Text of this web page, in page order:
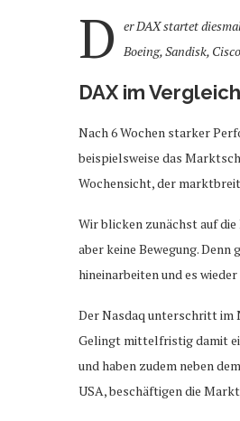
D er DAX startet
Boeing, Sandisk,
DAX im
Nach 6 Wochen starker
beispielsweise das
Wochensicht, der
Wir blicken zunächst auf
aber keine Bewegung.
hineinarbeiten und es
Der Nasdaq unterschritt im
Gelingt mittelfristig damit
und haben zudem neben
USA, beschäftigen die